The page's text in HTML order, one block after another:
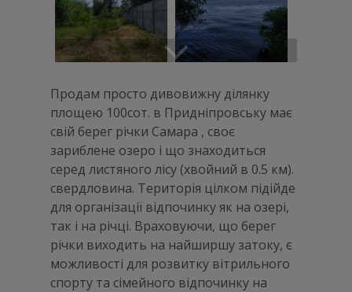
Продам просто дивовижну ділянку
площею 100сот. в Придніпровську має
свій берег річки Самара , своє
зариблене озеро і що знаходиться
серед листяного лісу (хвойний в 0.5 км).
свердловина. Територія цілком підійде
для організації відпочинку як на озері,
так і на річці. Враховуючи, що берег
річки виходить на найширшу затоку, є
можливості для розвитку вітрильного
спорту та сімейного відпочинку на